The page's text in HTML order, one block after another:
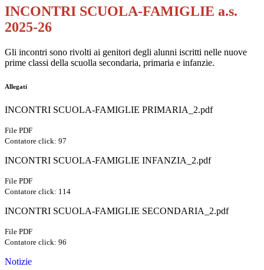
INCONTRI SCUOLA-FAMIGLIE a.s.
2025-26
Gli incontri sono rivolti ai genitori degli alunni iscritti nelle nuove
prime classi della scuolla secondaria, primaria e infanzie.
Allegati
INCONTRI SCUOLA-FAMIGLIE PRIMARIA_2.pdf
File PDF
Contatore click: 97
INCONTRI SCUOLA-FAMIGLIE INFANZIA_2.pdf
File PDF
Contatore click: 114
INCONTRI SCUOLA-FAMIGLIE SECONDARIA_2.pdf
File PDF
Contatore click: 96
Notizie